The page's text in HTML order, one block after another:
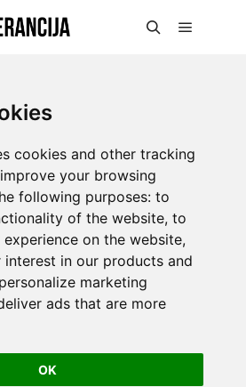
cookies and other tracking
your browsing
following purposes: to
of the website, to
on the website,
interest in our products and
marketing
ads that are more
OK